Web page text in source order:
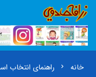
خانه chevron_right راهنمای انتخاب